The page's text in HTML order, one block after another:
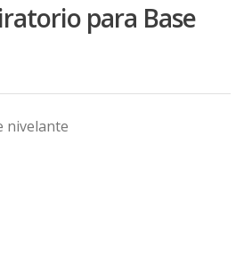
para Base
nivelante